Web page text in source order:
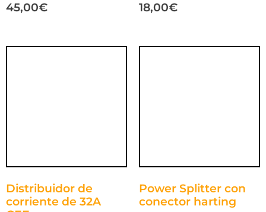
45,00€
18,00€
Distribuidor de
corriente de 32A
Power Splitter con
conector harting